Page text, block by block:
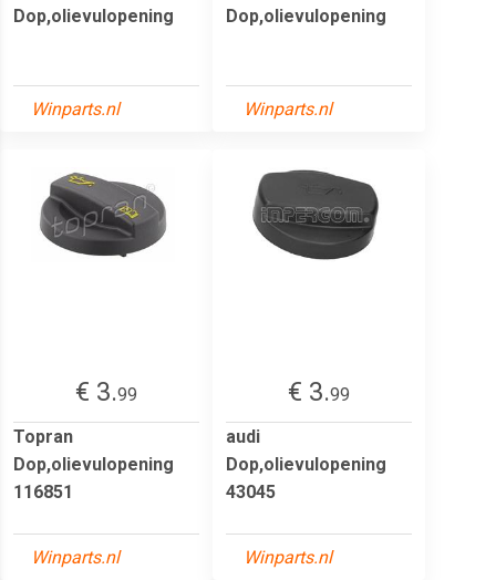
Dop,olievulopening
Winparts.nl
Dop,olievulopening
Winparts.nl
€ 3.99
Topran
Dop,olievulopening
116851
Winparts.nl
€ 3.99
audi
Dop,olievulopening
43045
Winparts.nl